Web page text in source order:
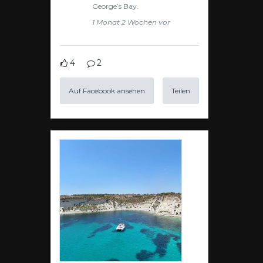
George’s Bay.
1 Monat 2 Wochen vor
4 2
Auf Facebook ansehen Teilen